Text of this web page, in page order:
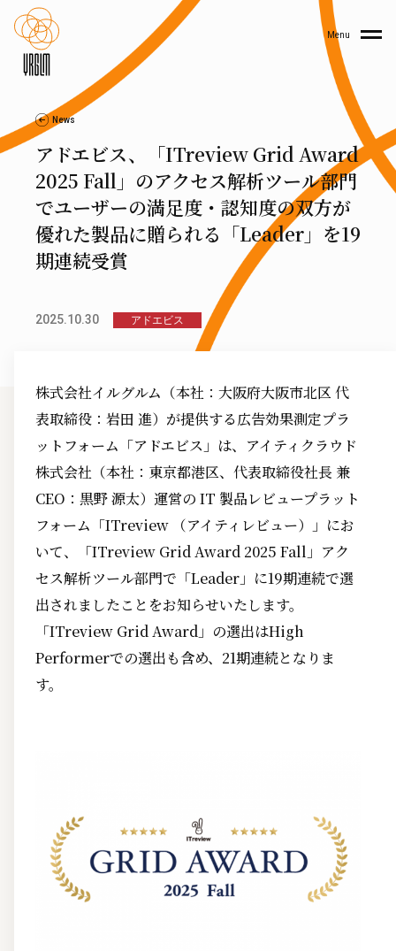
Menu
News
アドエビス、「ITreview Grid Award
2025 Fall」のアクセス解析ツール部門
でユーザーの満足度・認知度の双方が
優れた製品に贈られる「Leader」を19
期連続受賞
2025.10.30 アドエビス
株式会社イルグルム（本社：大阪府大阪市北区 代
表取締役：岩田 進）が提供する広告効果測定プラ
ットフォーム「アドエビス」は、アイティクラウド
株式会社（本社：東京都港区、代表取締役社長 兼
CEO：黒野 源太）運営の IT 製品レビュープラット
フォーム「ITreview （アイティレビュー）」にお
いて、「ITreview Grid Award 2025 Fall」アク
セス解析ツール部門で「Leader」に19期連続で選
出されましたことをお知らせいたします。
「ITreview Grid Award」の選出はHigh
Performerでの選出も含め、21期連続となりま
す。